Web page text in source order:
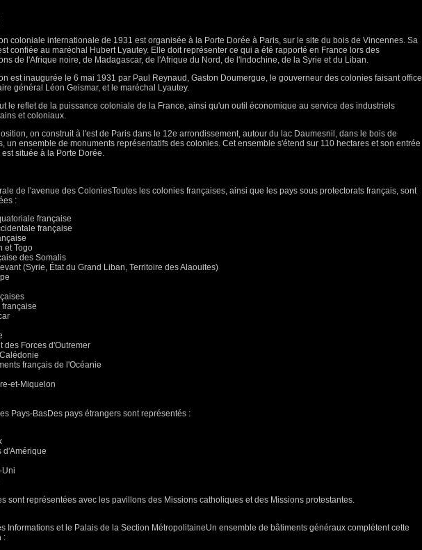
coloniale internationale de 1931 est organisée à la Porte Dorée à Paris, sur le site du bois de Vincennes. Sa
confiée au maréchal Hubert Lyautey. Elle doit représenter ce qui a été rapporté en France lors des
de l'Afrique noire, de Madagascar, de l'Afrique du Nord, de l'Indochine, de la Syrie et du Liban.
est inaugurée le 6 mai 1931 par Paul Reynaud, Gaston Doumergue, le gouverneur des colonies faisant office
général Léon Geismar, et le maréchal Lyautey.
le reflet de la puissance coloniale de la France, ainsi qu'un outil économique au service des industriels
et coloniaux.
on construit à l'est de Paris dans le 12e arrondissement, autour du lac Daumesnil, dans le bois de
un ensemble de monuments représentatifs des colonies. Cet ensemble s'étend sur 110 hectares et son entrée
située à la Porte Dorée.
de l'avenue des ColoniesToutes les colonies françaises, ainsi que les pays sous protectorats français, sont
:
française
française
et Togo
des Somalis
(Syrie, État du Grand Liban, Territoire des Alaouites)
française
des Forces d'Outremer
français de l'Océanie
et-Miquelon
Pays-BasDes pays étrangers sont représentés :
d'Amérique
Uni
sont représentées avec les pavillons des Missions catholiques et des Missions protestantes.
Informations et le Palais de la Section MétropolitaineUn ensemble de bâtiments généraux complétent cette
: